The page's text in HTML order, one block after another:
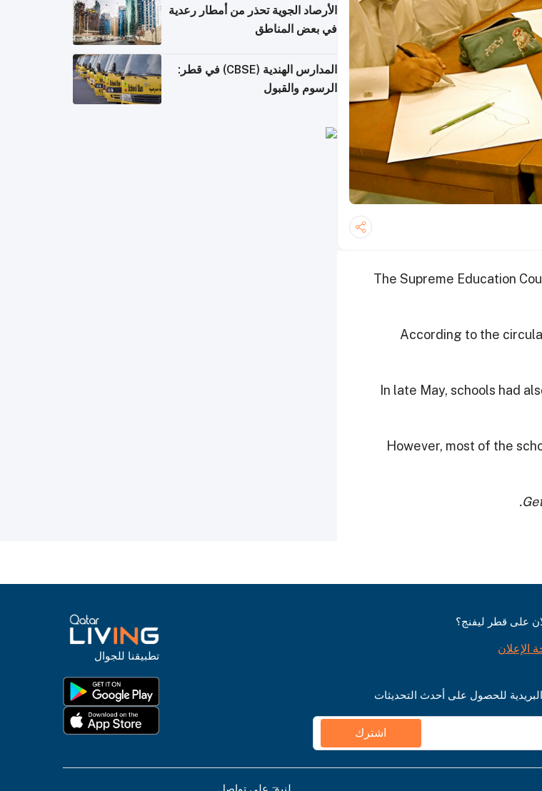
The Supreme Education
According to the
In late May, schools had
However, most of the
الأرصاد الجوية تحذر من أمطار رعدية
في بعض المناطق
المدارس الهندية (CBSE) في قطر:
الرسوم والقبول
على قطر ليفنج؟
الإعلان
للحصول على أحدث التحديثات
اشترك
تطبيقنا للجوال